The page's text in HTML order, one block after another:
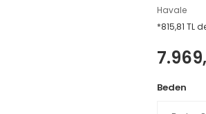
Havale
*815,81 TL
Beden